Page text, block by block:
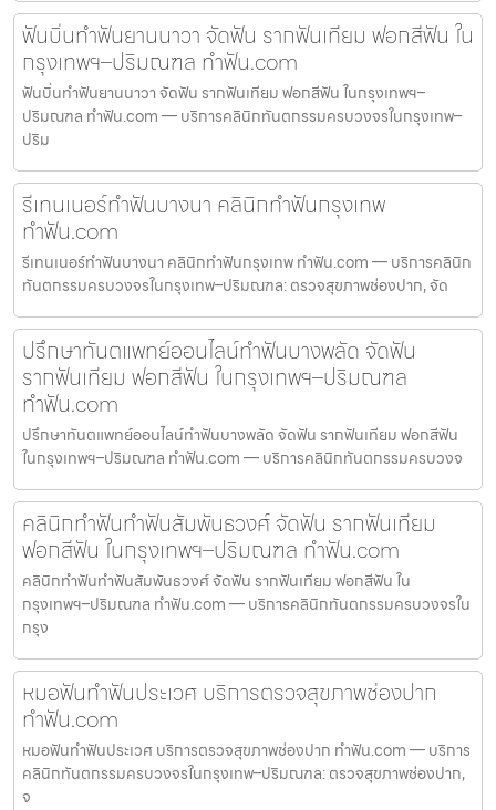
ฟันบิ่นทำฟันยานนาวา จัดฟัน รากฟันเทียม ฟอกสีฟัน ใน
กรุงเทพฯ–ปริมณฑล ทำฟัน.com
ฟันบิ่นทำฟันยานนาวา จัดฟัน รากฟันเทียม ฟอกสีฟัน ในกรุงเทพฯ–
ปริมณฑล ทำฟัน.com — บริการคลินิกทันตกรรมครบวงจรในกรุงเทพ–
ปริม
รีเทนเนอร์ทำฟันบางนา คลินิกทำฟันกรุงเทพ
ทำฟัน.com
รีเทนเนอร์ทำฟันบางนา คลินิกทำฟันกรุงเทพ ทำฟัน.com — บริการคลินิก
ทันตกรรมครบวงจรในกรุงเทพ–ปริมณฑล: ตรวจสุขภาพช่องปาก, จัด
ปรึกษาทันตแพทย์ออนไลน์ทำฟันบางพลัด จัดฟัน
รากฟันเทียม ฟอกสีฟัน ในกรุงเทพฯ–ปริมณฑล
ทำฟัน.com
ปรึกษาทันตแพทย์ออนไลน์ทำฟันบางพลัด จัดฟัน รากฟันเทียม ฟอกสีฟัน
ในกรุงเทพฯ–ปริมณฑล ทำฟัน.com — บริการคลินิกทันตกรรมครบวงจ
คลินิกทำฟันทำฟันสัมพันธวงศ์ จัดฟัน รากฟันเทียม
ฟอกสีฟัน ในกรุงเทพฯ–ปริมณฑล ทำฟัน.com
คลินิกทำฟันทำฟันสัมพันธวงศ์ จัดฟัน รากฟันเทียม ฟอกสีฟัน ใน
กรุงเทพฯ–ปริมณฑล ทำฟัน.com — บริการคลินิกทันตกรรมครบวงจรใน
กรุง
หมอฟันทำฟันประเวศ บริการตรวจสุขภาพช่องปาก
ทำฟัน.com
หมอฟันทำฟันประเวศ บริการตรวจสุขภาพช่องปาก ทำฟัน.com — บริการ
คลินิกทันตกรรมครบวงจรในกรุงเทพ–ปริมณฑล: ตรวจสุขภาพช่องปาก,
จ